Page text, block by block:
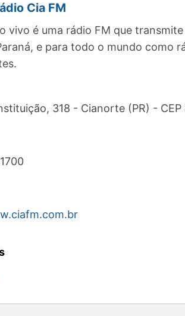
Cia FM
vivo é uma rádio FM que
e para todo o mundo como
318 - Cianorte (PR) -